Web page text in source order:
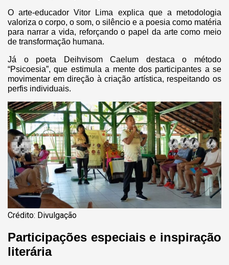
O arte-educador Vitor Lima explica que a metodologia
valoriza o corpo, o som, o silêncio e a poesia como matéria
para narrar a vida, reforçando o papel da arte como meio
de transformação humana.
Já o poeta Deihvisom Caelum destaca o método
“Psicoesia”, que estimula a mente dos participantes a se
movimentar em direção à criação artística, respeitando os
perfis individuais.
Crédito: Divulgação
Participações especiais e inspiração
literária